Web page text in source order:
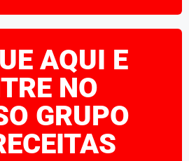
AQUI E
NO
GRUPO